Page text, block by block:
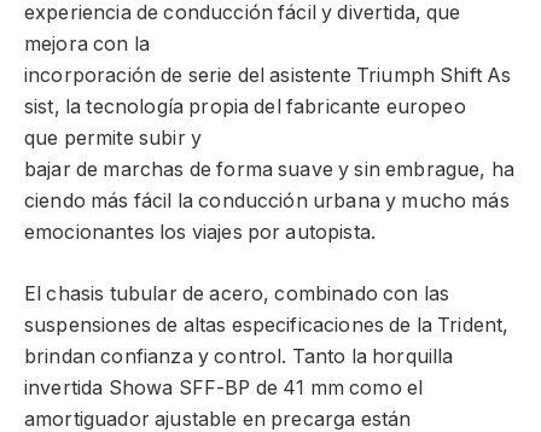
experiencia de conducción fácil y divertida, que
mejora con la
incorporación de serie del asistente Triumph Shift As
sist, la tecnología propia del fabricante europeo
que permite subir y
bajar de marchas de forma suave y sin embrague, ha
ciendo más fácil la conducción urbana y mucho más
emocionantes los viajes por autopista.
El chasis tubular de acero, combinado con las
suspensiones de altas especificaciones de la Trident,
brindan confianza y control. Tanto la horquilla
invertida Showa SFF-BP de 41 mm como el
amortiguador ajustable en precarga están